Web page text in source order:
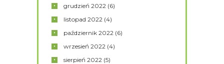
grudzień2022 (6)
listopad2022 (4)
październik2022 (6)
wrzesień2022 (4)
sierpień2022 (5)